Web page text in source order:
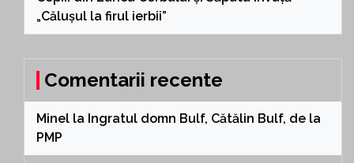
„Călușul la firul ierbii”
Comentarii recente
Minel la Ingratul domn Bulf, Cătălin Bulf, de la
PMP